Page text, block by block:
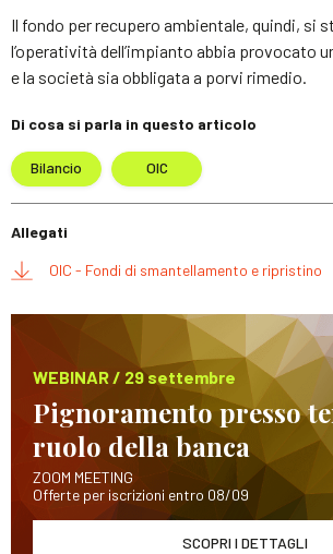
Il fondo per recupero ambientale, quindi, si
l’operatività dell’impianto abbia provocato
e la società sia obbligata a porvi rimedio.
Di cosa si parla in questo articolo
Bilancio OIC
Allegati
OIC - Fondi di smantellamento e ripristino
WEBINAR / 29 settembre
Pignoramento presso
ruolo della banca
ZOOM MEETING
Offerte per iscrizioni entro 08/09
SCOPRI I DETTAGLI